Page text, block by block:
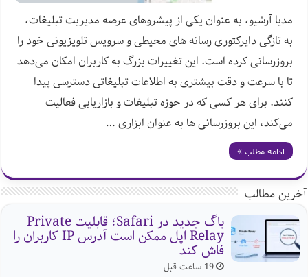
مدیا آرشیو، به عنوان یکی از پیشروهای عرصه مدیریت تبلیغات،
به تازگی دایرکتوری رسانه ‌های محیطی و سرویس تلویزیونی خود را
بروزرسانی کرده است. این تغییرات بزرگ به کاربران امکان می‌دهد
تا با سرعت و دقت بیشتری به اطلاعات تبلیغاتی دسترسی پیدا
کنند. برای هر کسی که در حوزه تبلیغات و بازاریابی فعالیت
می‌کند، این بروزرسانی ‌ها به عنوان ابزاری …
ادامه مطلب »
آخرین مطالب
باگ جدید در Safari؛ قابلیت Private
Relay اپل ممکن است آدرس IP کاربران را
فاش کند
19 ساعت قبل